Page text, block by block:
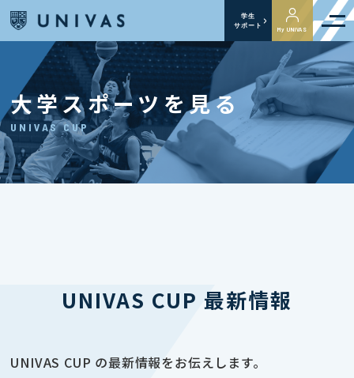
学生
サポート
My UNIVAS
大学スポーツを見る
UNIVAS CUP
UNIVAS CUP 最新情報
UNIVAS CUP の最新情報をお伝えします。